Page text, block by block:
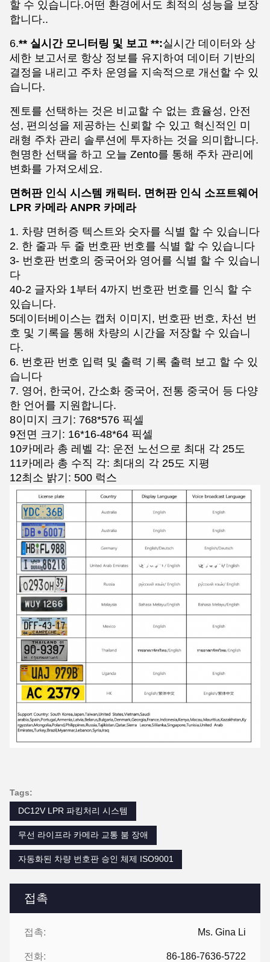
접촉
접촉: Ms. Gina Li
전화: 86-186-7636-5722
할 수 있습니다.어떤 환경에서도 최적의 성능을 보장
합니다..
6.** 실시간 모니터링 및 보고 **:실시간 데이터와 상
세한 보고서로 항상 정보를 유지하여 데이터 기반의
결정을 내리고 주차 운영을 지속적으로 개선할 수 있
습니다.
젠토를 선택하는 것은 비교할 수 없는 효율성, 안전
성, 편의성을 제공하는 신뢰할 수 있고 혁신적인 미
래형 주차 관리 솔루션에 투자하는 것을 의미합니다.
현명한 선택을 하고 오늘 Zento를 통해 주차 관리에
변화를 가져오세요.
면허판 인식 시스템 캐릭터. 면허판 인식 소프트웨어
LPR 카메라 ANPR 카메라
1. 차량 면허증 텍스트와 숫자를 식별 할 수 있습니다
2. 한 줄과 두 줄 번호판 번호를 식별 할 수 있습니다
3- 번호판 번호의 중국어와 영어를 식별 할 수 있습니
다
40-2 글자와 1부터 4까지 번호판 번호를 인식 할 수
있습니다.
5데이터베이스는 캡처 이미지, 번호판 번호, 차선 번
호 및 기록을 통해 차량의 시간을 저장할 수 있습니
다.
6. 번호판 번호 입력 및 출력 기록 출력 보고 할 수 있
습니다
7. 영어, 한국어, 간소화 중국어, 전통 중국어 등 다양
한 언어를 지원합니다.
8이미지 크기: 768*576 픽셀
9전면 크기: 16*16-48*64 픽셀
10카메라 총 레벨 각: 운전 노선으로 최대 각 25도
11카메라 총 수직 각: 최대의 각 25도 지평
12최소 밝기: 500 럭스
Tags:
DC12V LPR 파킹처리 시스템
무선 라이프라 카메라 교통 붐 장애
자동화된 차량 번호판 승인 체제 ISO9001